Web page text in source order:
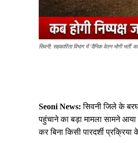
सिवनी: सहकारिता विभाग में ‘दैनिक वेतन भोगी
Seoni News:सिवनी जिले के
पहुंचाने का बड़ा मामला सामने
कर बिना किसी पारदर्शी